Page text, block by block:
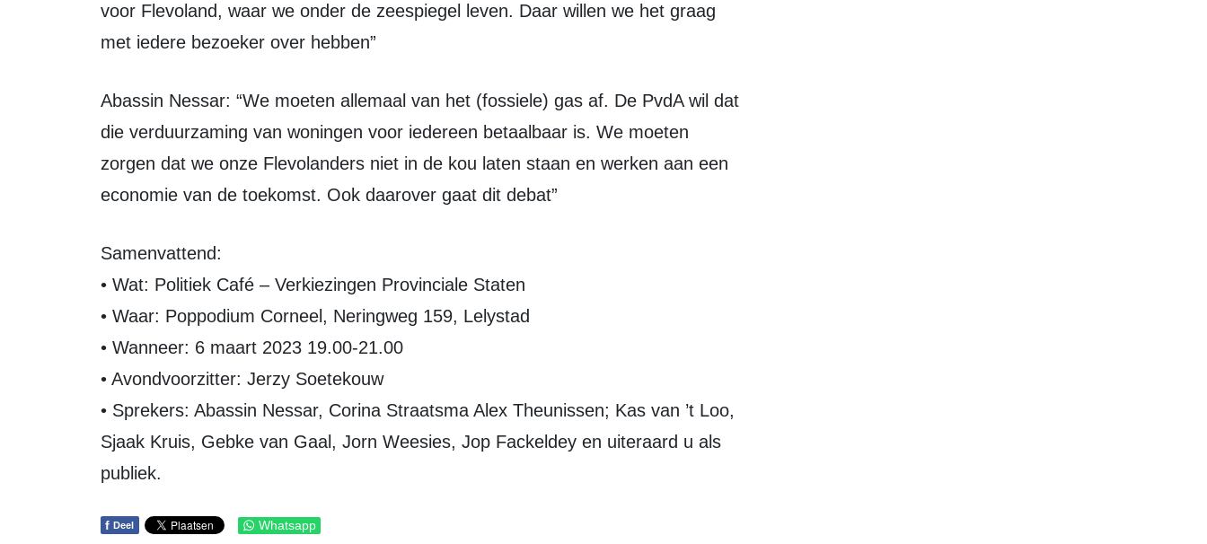
voor Flevoland, waar we onder de zeespiegel leven. Daar willen we het graag
met iedere bezoeker over hebben”
Abassin Nessar: “We moeten allemaal van het (fossiele) gas af. De PvdA wil dat
die verduurzaming van woningen voor iedereen betaalbaar is. We moeten
zorgen dat we onze Flevolanders niet in de kou laten staan en werken aan een
economie van de toekomst. Ook daarover gaat dit debat”
Samenvattend:
• Wat: Politiek Café – Verkiezingen Provinciale Staten
• Waar: Poppodium Corneel, Neringweg 159, Lelystad
• Wanneer: 6 maart 2023 19.00-21.00
• Avondvoorzitter: Jerzy Soetekouw
• Sprekers: Abassin Nessar, Corina Straatsma Alex Theunissen; Kas van ’t Loo,
Sjaak Kruis, Gebke van Gaal, Jorn Weesies, Jop Fackeldey en uiteraard u als
publiek.
f Deel Whatsapp